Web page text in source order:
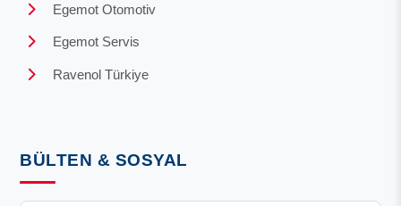
Egemot Otomotiv
Egemot Servis
Ravenol Türkiye
BÜLTEN & SOSYAL